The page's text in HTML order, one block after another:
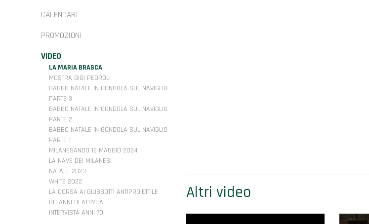
CALENDARI
PROMOZIONI
VIDEO
LA MARIA BRASCA
MOSTRA GIGI PEDROLI
BABBO NATALE IN GONDOLA SUL NAVIGLIO
PARTE 3
BABBO NATALE IN GONDOLA SUL NAVIGLIO
PARTE 2
BABBO NATALE IN GONDOLA SUL NAVIGLIO
PARTE 1
MILANESANDO 12 MAGGIO 2024
LA NAVE DEI MILANESI
NATALE 2023
WHITE 2022
LA CORSA AI GIUBBOTTI ANTIPROIETTILE
80 ANNI DI ATTIVITÀ
INTERVISTA ANNI 70
Altri video